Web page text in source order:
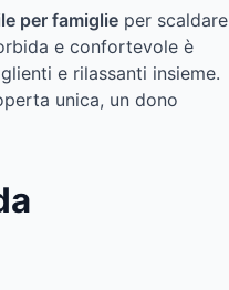
per famiglie per scaldare
e confortevole è
e rilassanti insieme.
unica, un dono